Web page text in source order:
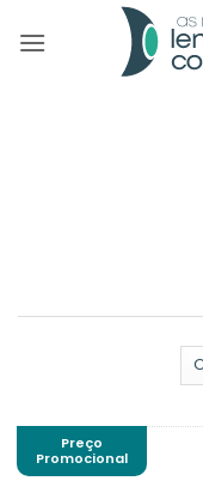
Preço
Promocional